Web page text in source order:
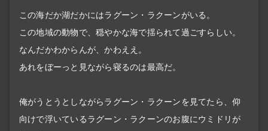
この海だか湖だかにはラグーン・ラクーンがいる。
この地域の動物で、穏やかな海で揺られて過ごすらしい。
なんだかわからんが、かわええ。
あれをぼーっと見ながら寝るのは最高だ。
俺がうとうとしながらラグーン・ラクーンを見てたら、仰
向けで浮いているラグーン・ラクーンのお腹にウミドリが